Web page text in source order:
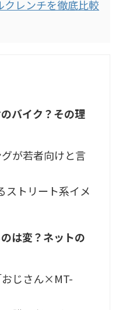
クレンチを徹底比較
バイク？その理
が若者向けと言
ストリート系イメ
は変？ネットの
おじさん×MT-